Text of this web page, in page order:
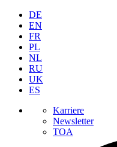
DE
EN
FR
PL
NL
RU
UK
ES
Karriere
Newsletter
TOA